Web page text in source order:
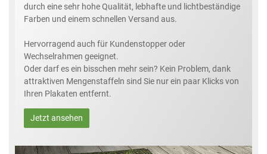
durch eine sehr hohe Qualität, lebhafte und lichtbeständige
Farben und einem schnellen Versand aus.
Hervorragend auch für Kundenstopper oder
Wechselrahmen geeignet.
Oder darf es ein bisschen mehr sein? Kein Problem, dank
attraktiven Mengenstaffeln sind Sie nur ein paar Klicks von
Ihren Plakaten entfernt.
Jetzt ansehen